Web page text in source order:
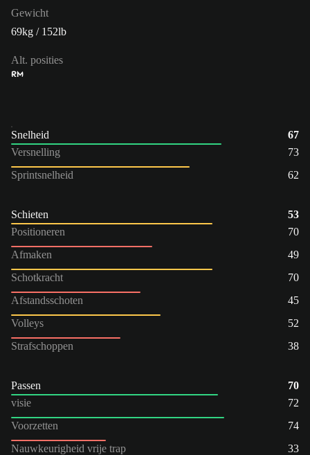
Gewicht
69kg / 152lb
Alt. posities
RM
Snelheid
67
Versnelling
73
Sprintsnelheid
62
Schieten
53
Positioneren
70
Afmaken
49
Schotkracht
70
Afstandsschoten
45
Volleys
52
Strafschoppen
38
Passen
70
visie
72
Voorzetten
74
Nauwkeurigheid vrije trap
33